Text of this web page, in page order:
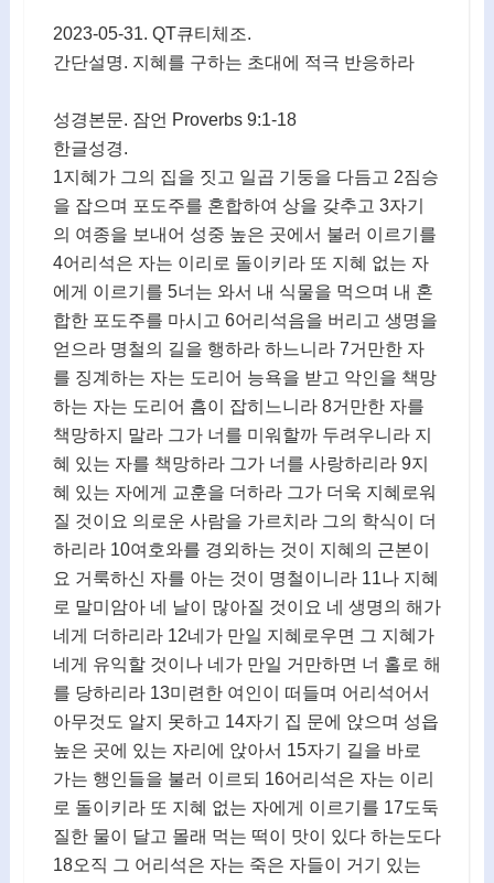
2023-05-31. QT큐티체조.
간단설명. 지혜를 구하는 초대에 적극 반응하라
성경본문. 잠언 Proverbs 9:1-18
한글성경.
1지혜가 그의 집을 짓고 일곱 기둥을 다듬고 2짐승
을 잡으며 포도주를 혼합하여 상을 갖추고 3자기
의 여종을 보내어 성중 높은 곳에서 불러 이르기를
4어리석은 자는 이리로 돌이키라 또 지혜 없는 자
에게 이르기를 5너는 와서 내 식물을 먹으며 내 혼
합한 포도주를 마시고 6어리석음을 버리고 생명을
얻으라 명철의 길을 행하라 하느니라 7거만한 자
를 징계하는 자는 도리어 능욕을 받고 악인을 책망
하는 자는 도리어 흠이 잡히느니라 8거만한 자를
책망하지 말라 그가 너를 미워할까 두려우니라 지
혜 있는 자를 책망하라 그가 너를 사랑하리라 9지
혜 있는 자에게 교훈을 더하라 그가 더욱 지혜로워
질 것이요 의로운 사람을 가르치라 그의 학식이 더
하리라 10여호와를 경외하는 것이 지혜의 근본이
요 거룩하신 자를 아는 것이 명철이니라 11나 지혜
로 말미암아 네 날이 많아질 것이요 네 생명의 해가
네게 더하리라 12네가 만일 지혜로우면 그 지혜가
네게 유익할 것이나 네가 만일 거만하면 너 홀로 해
를 당하리라 13미련한 여인이 떠들며 어리석어서
아무것도 알지 못하고 14자기 집 문에 앉으며 성읍
높은 곳에 있는 자리에 앉아서 15자기 길을 바로
가는 행인들을 불러 이르되 16어리석은 자는 이리
로 돌이키라 또 지혜 없는 자에게 이르기를 17도둑
질한 물이 달고 몰래 먹는 떡이 맛이 있다 하는도다
18오직 그 어리석은 자는 죽은 자들이 거기 있는